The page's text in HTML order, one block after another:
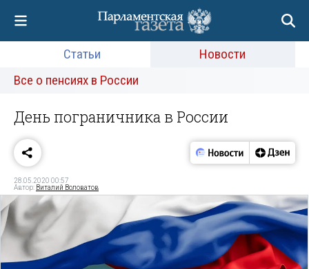
Статьи
Новости
Все о пенсиях в России
День пограничника в России
28.05.2020 00:57
Автор: Виталий Воловатов